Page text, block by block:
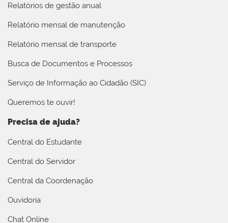
Relatórios de gestão anual
Relatório mensal de manutenção
Relatório mensal de transporte
Busca de Documentos e Processos
Serviço de Informação ao Cidadão (SIC)
Queremos te ouvir!
Precisa de ajuda?
Central do Estudante
Central do Servidor
Central da Coordenação
Ouvidoria
Chat Online